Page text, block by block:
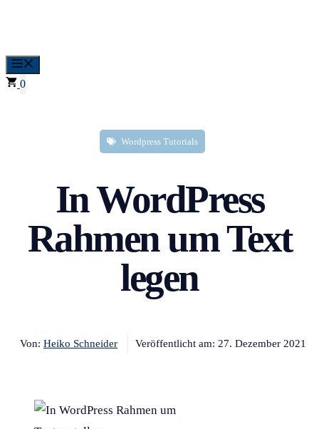
springen
0
Wordpress Tutorials
In WordPress
Rahmen um Text
legen
Von: Heiko Schneider Veröffentlicht am: 27. Dezember 2021